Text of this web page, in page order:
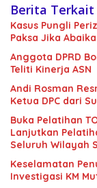
Berita Terkait
Kasus Pungli
Paksa Jika
Anggota DPRD
Teliti Kinerja ASN
Andi Rosman
Ketua DPC dari
Buka Pelatihan
Lanjutkan
Seluruh Wilayah
Keselamatan
Investigasi KM